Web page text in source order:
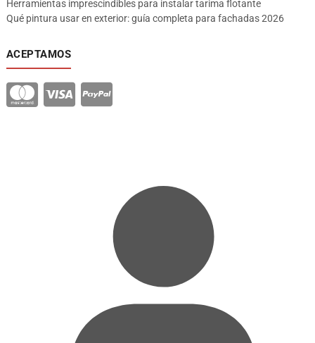
Herramientas imprescindibles para instalar tarima flotante
Qué pintura usar en exterior: guía completa para fachadas 2026
ACEPTAMOS